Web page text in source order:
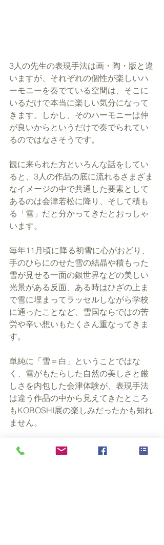
3人の先生の表現手法は画・陶・版と違
いますが、それぞれの個性が楽しいハ
ーモニーを奏でている空間は、そこに
いるだけで本当に楽しい気分になって
きます。しかし、そのハーモニーは仲
が良いからというだけで奏でられてい
るのではなさそうです。
観に来られた方といろんな話をしてい
ると、3人の作品の底に流れるさまざま
なイメージの中で共通した要素として
あるのは会津若松に降り、そして積も
る「雪」だと分かってきたとおっしゃ
います。
毎年11月頃に降る初雪に心がおどり、
手のひらにのせた雪の結晶や積もった
雪が見せる一面の銀世界などの美しい
光景がある反面、ある時はひざの上ま
で雪に埋まってラッセルしながら学校
に通ったことなど、雪国ならではの苦
労や辛い想いもたくさん重なってきま
す。
単純に「雪＝白」ということではな
く、雪がもたらした自然の美しさと厳
しさを内包した会津体験が、表現手法
は違う作品の中から見えてきたところ
もKOBOSHI展の楽しみだったかも知れ
ません。
KOBOSHI展は好評のうちに無事に終了